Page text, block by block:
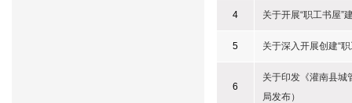
4 关于开展“职工书屋”
5 关于深入开展创建“
6
关于印发《灌南县城
局发布）